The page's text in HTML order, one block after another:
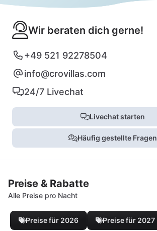
Wir beraten dich gerne!
+49 521 92278504
info@crovillas.com
24/7 Livechat
Livechat starten
Häufig gestellte Fragen
Preise & Rabatte
Alle Preise pro Nacht
Preise für 2026 Preise für 2027